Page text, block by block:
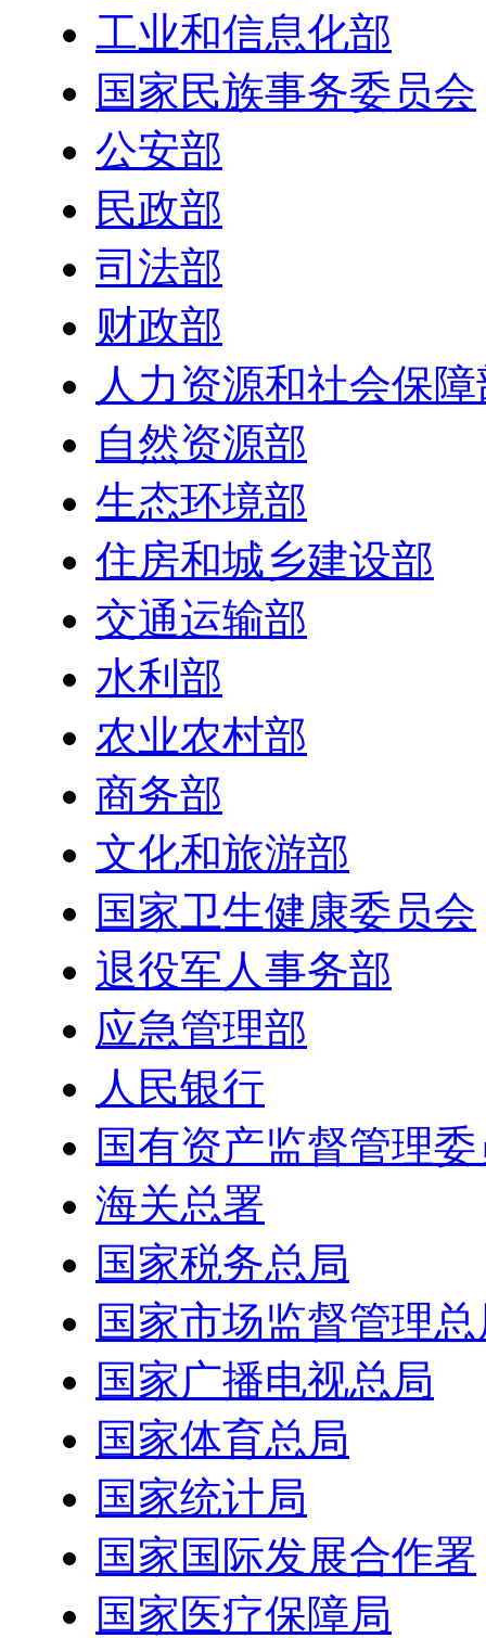
工业和信息化部
国家民族事务委员会
公安部
民政部
司法部
财政部
人力资源和社会保
自然资源部
生态环境部
住房和城乡建设部
交通运输部
水利部
农业农村部
商务部
文化和旅游部
国家卫生健康委员会
退役军人事务部
应急管理部
人民银行
国有资产监督管理
海关总署
国家税务总局
国家市场监督管理
国家广播电视总局
国家体育总局
国家统计局
国家国际发展合作署
国家医疗保障局